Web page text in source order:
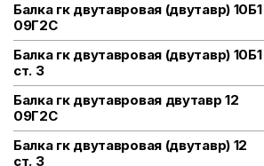
Балка гк двутавровая (двутавр) 10Б1
09Г2С
Балка гк двутавровая (двутавр) 10Б1
ст. 3
Балка гк двутавровая двутавр 12
09Г2С
Балка гк двутавровая (двутавр) 12
ст. 3